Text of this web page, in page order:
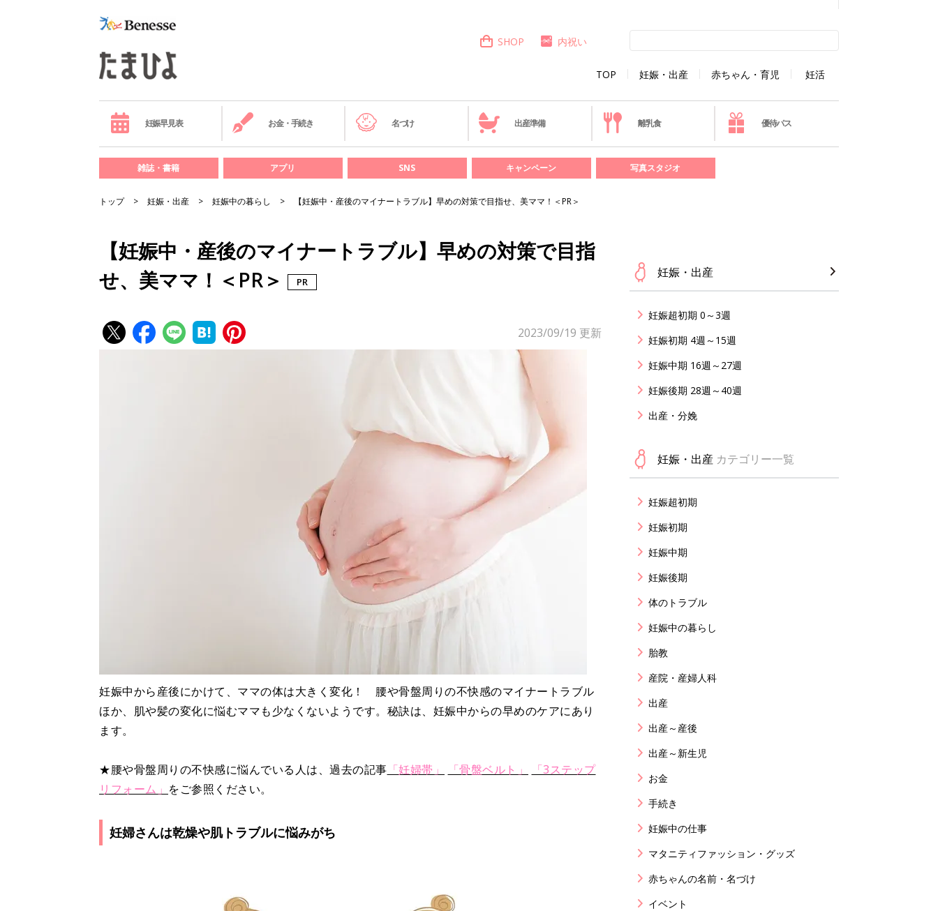
TOP 妊娠・出産 赤ちゃん・育児 妊活
SHOP 内祝い
妊娠早見表 お金・手続き 名づけ 出産準備 離乳食 優待パス
雑誌・書籍 アプリ SNS キャンペーン 写真スタジオ
トップ 妊娠・出産 妊娠中の暮らし 【妊娠中・産後のマイナートラブル】早めの対策で目指せ、美ママ！＜PR＞
【妊娠中・産後のマイナートラブル】早めの対策で目指
せ、美ママ！＜PR＞
2023/09/19 更新
妊娠中から産後にかけて、ママの体は大きく変化！ 腰や骨盤周りの不快感のマイナートラブル
ほか、肌や髪の変化に悩むママも少なくないようです。秘訣は、妊娠中からの早めのケアにあり
ます。
★腰や骨盤周りの不快感に悩んでいる人は、過去の記事 「妊婦帯」 「骨盤ベルト」
「3ステップ
リフォーム」 をご参照ください。
妊婦さんは乾燥や肌トラブルに悩みがち
妊娠・出産
妊娠超初期 0～3週
妊娠初期 4週～15週
妊娠中期 16週～27週
妊娠後期 28週～40週
出産・分娩
妊娠・出産 カテゴリー一覧
妊娠超初期
妊娠初期
妊娠中期
妊娠後期
体のトラブル
妊娠中の暮らし
胎教
産院・産婦人科
出産
出産～産後
出産～新生児
お金
手続き
妊娠中の仕事
マタニティファッション・グッズ
赤ちゃんの名前・名づけ
イベント